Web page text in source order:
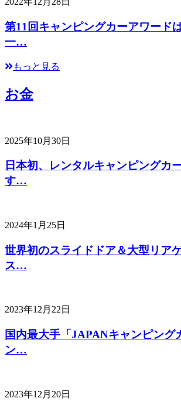
第11回キャンピングカーアワード
一…
もっと見る
お金
2025年10月30日
日本初、レンタルキャンピングカ
す…
2024年1月25日
世界初のスライドドア＆大型リア
ス…
2023年12月22日
国内最大手「JAPANキャンピング
ン…
2023年12月20日